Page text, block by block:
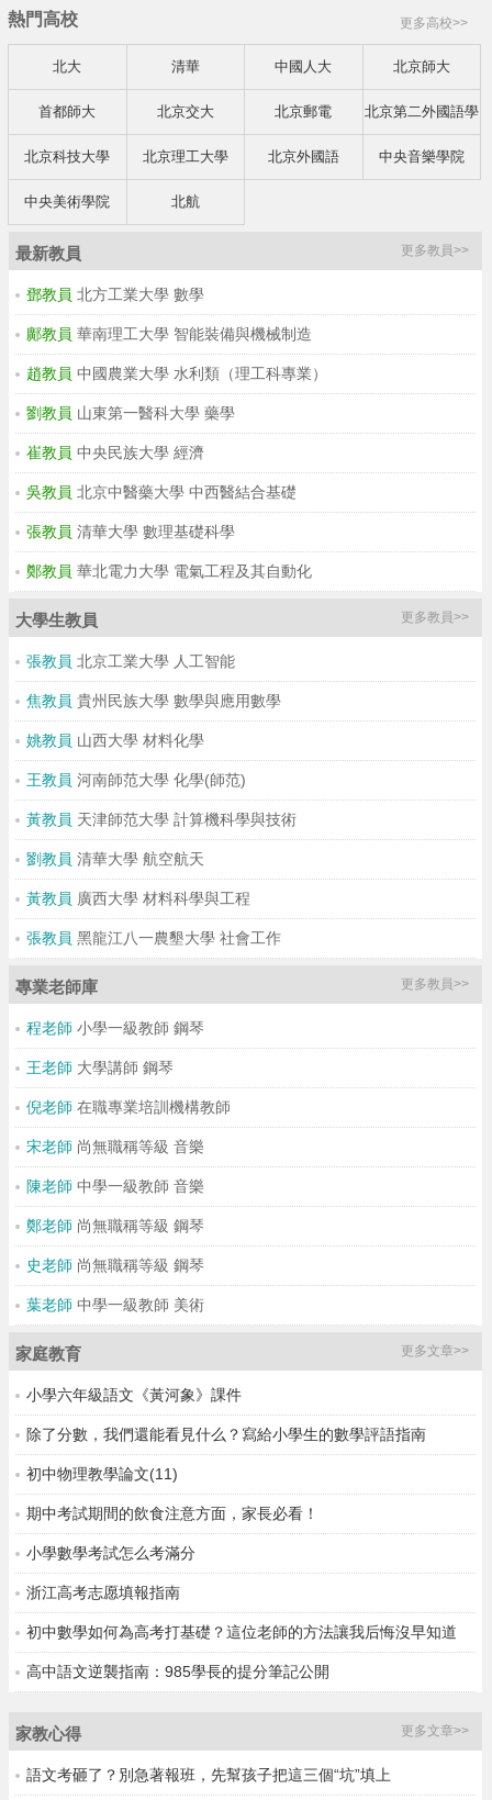
熱門高校 更多高校>>
北大 清華 中國人大 北京師大
首都師大 北京交大 北京郵電 北京第二外國語學
院
北京科技大學 北京理工大學 北京外國語 中央音樂學院
中央美術學院 北航
更多教員>>
最新教員
鄧教員 北方工業大學 數學
鄺教員 華南理工大學 智能裝備與機械制造
趙教員 中國農業大學 水利類（理工科專業）
劉教員 山東第一醫科大學 藥學
崔教員 中央民族大學 經濟
吳教員 北京中醫藥大學 中西醫結合基礎
張教員 清華大學 數理基礎科學
鄭教員 華北電力大學 電氣工程及其自動化
更多教員>>
大學生教員
張教員 北京工業大學 人工智能
焦教員 貴州民族大學 數學與應用數學
姚教員 山西大學 材料化學
王教員 河南師范大學 化學(師范)
黃教員 天津師范大學 計算機科學與技術
劉教員 清華大學 航空航天
黃教員 廣西大學 材料科學與工程
張教員 黑龍江八一農墾大學 社會工作
更多教員>>
專業老師庫
程老師 小學一級教師 鋼琴
王老師 大學講師 鋼琴
倪老師 在職專業培訓機構教師
宋老師 尚無職稱等級 音樂
陳老師 中學一級教師 音樂
鄭老師 尚無職稱等級 鋼琴
史老師 尚無職稱等級 鋼琴
葉老師 中學一級教師 美術
更多文章>>
家庭教育
小學六年級語文《黃河象》課件
除了分數，我們還能看見什么？寫給小學生的數學評語指南
初中物理教學論文(11)
期中考試期間的飲食注意方面，家長必看！
小學數學考試怎么考滿分
浙江高考志愿填報指南
初中數學如何為高考打基礎？這位老師的方法讓我后悔沒早知道
高中語文逆襲指南：985學長的提分筆記公開
更多文章>>
家教心得
語文考砸了？別急著報班，先幫孩子把這三個“坑”填上